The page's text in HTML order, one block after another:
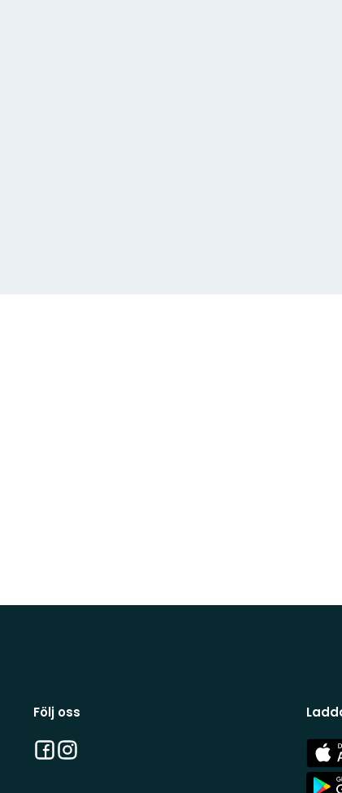
Följ oss
Facebook
Instagram
App
Store
App